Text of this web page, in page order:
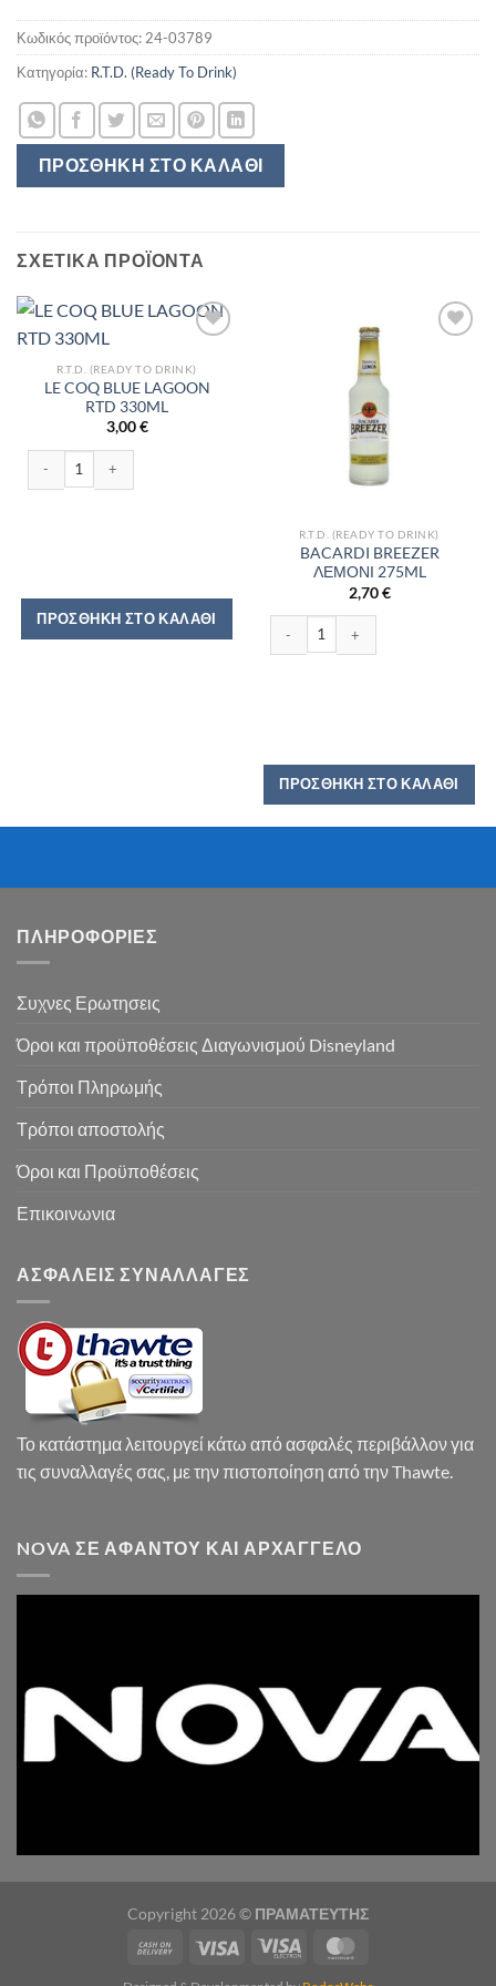
ΠΡΟΣΘΉΚΗ ΣΤΟ ΚΑΛΆΘΙ
Κωδικός προϊόντος: 24-03789
Κατηγορία: R.T.D. (Ready To Drink)
ΣΧΕΤΙΚΆ ΠΡΟΪΌΝΤΑ
R.T.D. (READY TO DRINK)
LE COQ BLUE LAGOON
RTD 330ML
3,00€
ΠΡΟΣΘΉΚΗ ΣΤΟ ΚΑΛΆΘΙ
R.T.D. (READY TO DRINK)
BACARDI BREEZER
ΛΕΜΟΝΙ 275ML
2,70€
BACARDI BREEZER ΛΕΜΟΝΙ 275ML
ΠΡΟΣΘΉΚΗ ΣΤΟ ΚΑΛΆΘΙ
ΠΛΗΡΟΦΟΡΙΕΣ
Συχνες Ερωτησεις
Όροι και προϋποθέσεις Διαγωνισμού Disneyland
Τρόποι Πληρωμής
Τρόποι αποστολής
Όροι και Προϋποθέσεις
Επικοινωνια
ΑΣΦΑΛΕΙΣ ΣΥΝΑΛΛΑΓΕΣ
Το κατάστημα λειτουργεί κάτω από ασφαλές περιβάλλον για
τις συναλλαγές σας, με την πιστοποίηση από την Thawte.
NOVA ΣΕ ΑΦΆΝΤΟΥ ΚΑΙ ΑΡΧΆΓΓΕΛΟ
Copyright 2026 © ΠΡΑΜΑΤΕΥΤΗΣ